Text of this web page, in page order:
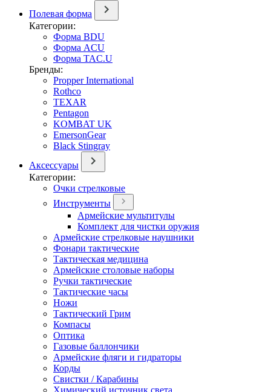
Полевая форма
Категории:
Форма BDU
Форма ACU
Форма TAC.U
Бренды:
Propper International
Rothco
TEXAR
Pentagon
KOMBAT UK
EmersonGear
Black Stingray
Аксессуары
Категории:
Очки стрелковые
Инструменты
Армейские мультитулы
Комплект для чистки оружия
Армейские стрелковые наушники
Фонари тактические
Тактическая медицина
Армейские столовые наборы
Ручки тактические
Тактические часы
Ножи
Тактический Грим
Компасы
Оптика
Газовые баллончики
Армейские фляги и гидраторы
Корды
Свистки / Карабины
Химический источник света